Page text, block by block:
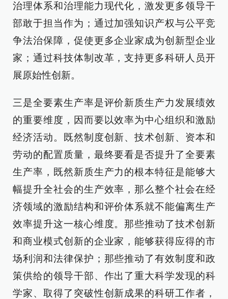
治理体系和治理能力现代化，激发更多领导干
部敢于担当作为；通过加强知识产权与公平竞
争法治保障，促使更多企业家成为创新型企业
家；通过科技体制改革，支持更多科研人员开
展原始性创新。
三是全要素生产率是评价新质生产力发展绩效
的重要维度，因而要以效率为中心组织和激励
经济活动。既然制度创新、技术创新、资本和
劳动的配置质量，最终要看是否提升了全要素
生产率，既然新质生产力的根本特征是能够大
幅提升全社会的生产效率，那么整个社会在经
济领域的激励结构和评价体系就不能偏离生产
效率提升这一核心维度。那些推动了技术创新
和商业模式创新的企业家，能够获得应得的市
场利润和法律保护；那些推动了有效制度和政
策供给的领导干部、作出了重大科学发现的科
学家、取得了突破性创新成果的科研工作者，